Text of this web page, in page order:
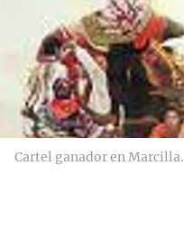
Cartel ganador en Marcilla.